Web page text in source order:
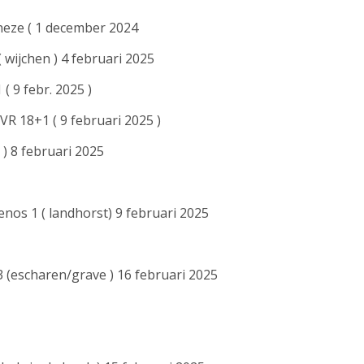
( 1 december 2024
wijchen ) 4 februari 2025
9 febr. 2025 )
18+1 ( 9 februari 2025 )
8 februari 2025
1 ( landhorst) 9 februari 2025
(escharen/grave ) 16 februari 2025